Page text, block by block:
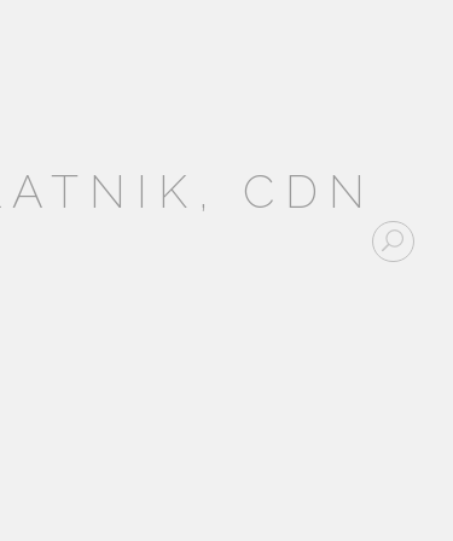
CDN